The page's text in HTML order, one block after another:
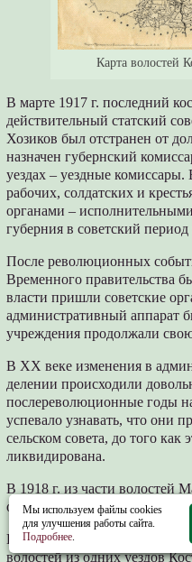
Карта волостей
В марте 1917 г. последний
действительный статский
Хозиков был отстранен от
назначен губернский
уездах – уездные
рабочих, солдатских и
органами –
губерния в советский период
После революционных
Временного правительства
власти пришли советские
административный аппарат
учреждения продолжали
В XX веке изменения в
делении происходили
послереволюционные годы
успевало узнавать, что они
сельском совета, до того как
ликвидирована.
В 1918 г. из части волостей
образован Ковернинский
В течение 1918 – 1922 г. была
волостей из одних уездов
Мы используем файлы cookies
для улучшения работы сайта.
Подробнее.